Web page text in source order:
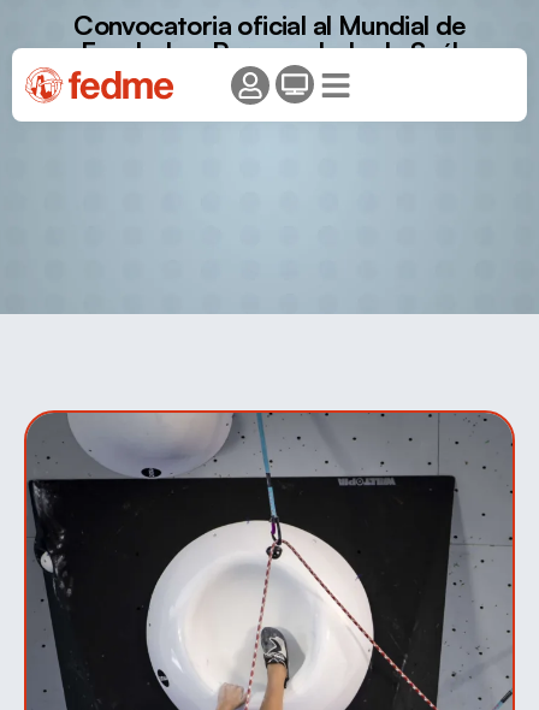
Convocatoria oficial al Mundial de
Escalada y Paraescalada de Seúl